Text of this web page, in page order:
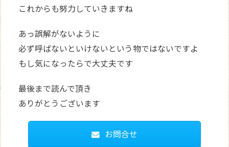
これからも努力していきますね
あっ誤解がないように
必ず呼ばないといけないという物ではないですよ
もし気になったらで大丈夫です
最後まで読んで頂き
ありがとうございます
お問合せ